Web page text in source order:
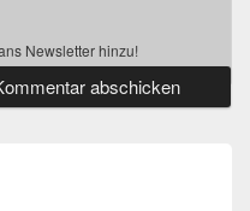
Newsletter hinzu!